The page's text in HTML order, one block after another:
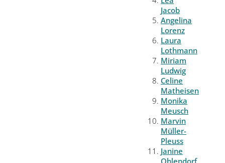
Jacob
Angelina
Lorenz
Laura
Lothmann
Miriam
Ludwig
Celine
Matheisen
Monika
Meusch
Marvin
Müller-
Pleuss
Janine
Ohlendorf